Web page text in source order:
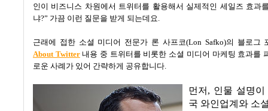
인이 비즈니스 차원에서 트위터를 활용해서 실제적인 세일즈 효과
냐?” 가끔 이런 질문을 받게 되는데요.
근래에 접한 소셜 미디어 전문가 론 사프코(Lon Safko)의 블로그
About Twitter 내용 중 트위터를 비롯한 소셜 미디어 마케팅 효과를
로운 사례가 있어 간략하게 공유합니다.
먼저 , 인물 설명
국 와인업계와 소